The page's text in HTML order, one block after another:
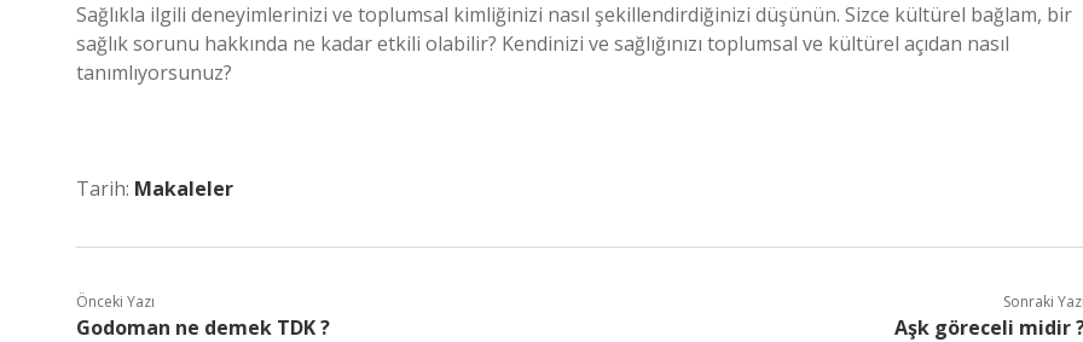
Sağlıkla ilgili deneyimlerinizi ve toplumsal kimliğinizi nasıl şekillendirdiğinizi düşünün. Sizce kültürel bağlam, bir
sağlık sorunu hakkında ne kadar etkili olabilir? Kendinizi ve sağlığınızı toplumsal ve kültürel açıdan nasıl
tanımlıyorsunuz?
Tarih: Makaleler
Önceki Yazı
Godoman ne demek TDK ?
Sonraki Yazı
Aşk göreceli midir